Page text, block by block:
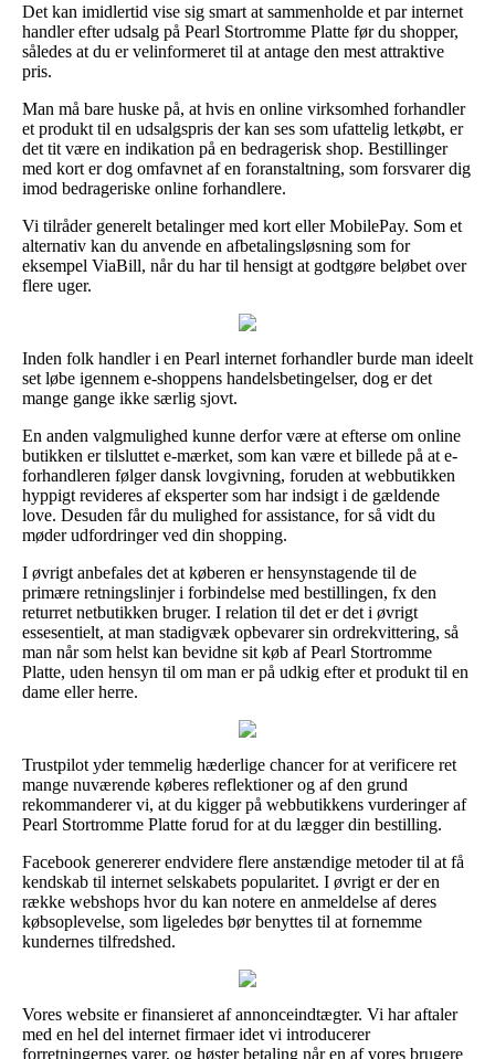
Det kan imidlertid vise sig smart at sammenholde et par internet
handler efter udsalg på Pearl Stortromme Platte før du shopper,
således at du er velinformeret til at antage den mest attraktive
pris.
Man må bare huske på, at hvis en online virksomhed forhandler
et produkt til en udsalgspris der kan ses som ufattelig letkøbt, er
det tit være en indikation på en bedragerisk shop. Bestillinger
med kort er dog omfavnet af en foranstaltning, som forsvarer dig
imod bedrageriske online forhandlere.
Vi tilråder generelt betalinger med kort eller MobilePay. Som et
alternativ kan du anvende en afbetalingsløsning som for
eksempel ViaBill, når du har til hensigt at godtgøre beløbet over
flere uger.
Inden folk handler i en Pearl internet forhandler burde man ideelt
set løbe igennem e-shoppens handelsbetingelser, dog er det
mange gange ikke særlig sjovt.
En anden valgmulighed kunne derfor være at efterse om online
butikken er tilsluttet e-mærket, som kan være et billede på at e-
forhandleren følger dansk lovgivning, foruden at webbutikken
hyppigt revideres af eksperter som har indsigt i de gældende
love. Desuden får du mulighed for assistance, for så vidt du
møder udfordringer ved din shopping.
I øvrigt anbefales det at køberen er hensynstagende til de
primære retningslinjer i forbindelse med bestillingen, fx den
returret netbutikken bruger. I relation til det er det i øvrigt
essesentielt, at man stadigvæk opbevarer sin ordrekvittering, så
man når som helst kan bevidne sit køb af Pearl Stortromme
Platte, uden hensyn til om man er på udkig efter et produkt til en
dame eller herre.
Trustpilot yder temmelig hæderlige chancer for at verificere ret
mange nuværende køberes reflektioner og af den grund
rekommanderer vi, at du kigger på webbutikkens vurderinger af
Pearl Stortromme Platte forud for at du lægger din bestilling.
Facebook genererer endvidere flere anstændige metoder til at få
kendskab til internet selskabets popularitet. I øvrigt er der en
række webshops hvor du kan notere en anmeldelse af deres
købsoplevelse, som ligeledes bør benyttes til at fornemme
kundernes tilfredshed.
Vores website er finansieret af annonceindtægter. Vi har aftaler
med en hel del internet firmaer idet vi introducerer
forretningernes varer, og høster betaling når en af vores brugere